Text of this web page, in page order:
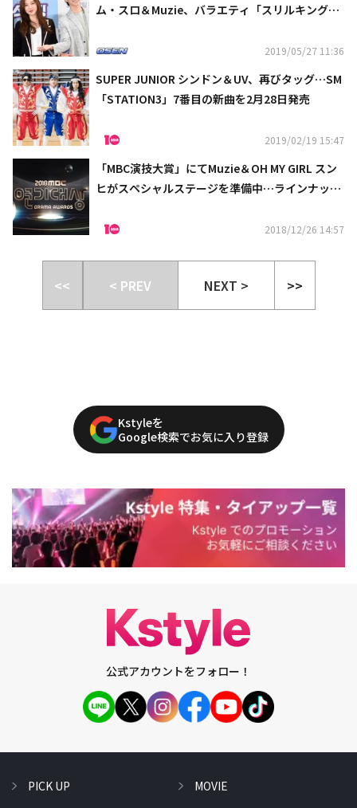
ム・スロ＆Muzie、バラエティ「スリルキング」
2019/05/27 11:36
SUPER JUNIOR シンドン＆UV、再びタッグ…SM
「STATION3」7番目の新曲を2月28日発売
2019/02/19 15:47
「MBC演技大賞」にてMuzie＆OH MY GIRL スン
ヒがスペシャルステージを準備中…ラインナップ
2018/12/26 14:57
<< < PREV NEXT > >>
Kstyleを
Google検索でお気に入り登録
公式アカウントをフォロー！
PICK UP MOVIE